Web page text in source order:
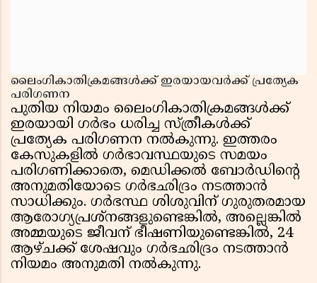
ലൈംഗികാതിക്രമങ്ങൾക്ക് ഇരയായവർക്ക് പ്രത്യേക
പരിഗണന
പുതിയ നിയമം ലൈംഗികാതിക്രമങ്ങൾക്ക്
ഇരയായി ഗർഭം ധരിച്ച സ്ത്രീകൾക്ക്
പ്രത്യേക പരിഗണന നൽകുന്നു. ഇത്തരം
കേസുകളിൽ ഗർഭാവസ്ഥയുടെ സമയം
പരിഗണിക്കാതെ, മെഡിക്കൽ ബോർഡിന്റെ
അനുമതിയോടെ ഗർഭഛിദ്രം നടത്താൻ
സാധിക്കും. ഗർഭസ്ഥ ശിശുവിന് ഗുരുതരമായ
ആരോഗ്യപ്രശ്നങ്ങളുണ്ടെങ്കിൽ, അല്ലെങ്കിൽ
അമ്മയുടെ ജീവന് ഭീഷണിയുണ്ടെങ്കിൽ, 24
ആഴ്ചക്ക് ശേഷവും ഗർഭഛിദ്രം നടത്താൻ
നിയമം അനുമതി നൽകുന്നു.